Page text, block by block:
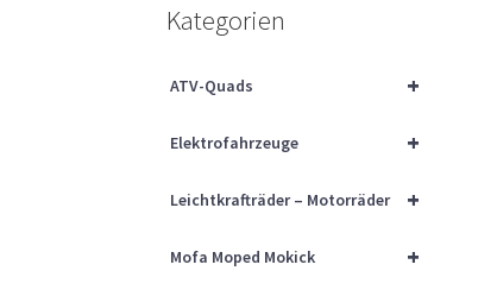
Kategorien
+
ATV-Quads
+
Elektrofahrzeuge
+
Leichtkrafträder – Motorräder
+
Mofa Moped Mokick